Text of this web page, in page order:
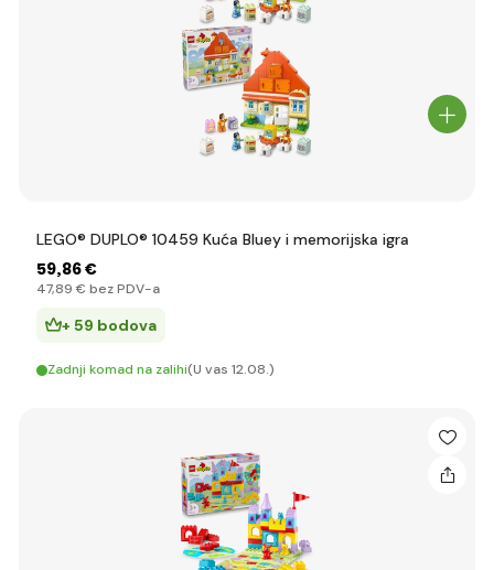
LEGO® DUPLO® 10459 Kuća Bluey i memorijska igra
59,86 €
47,89 € bez PDV-a
+ 59 bodova
Zadnji komad na zalihi(U vas 12.08.)